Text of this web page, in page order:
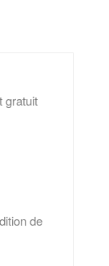
gratuit
de